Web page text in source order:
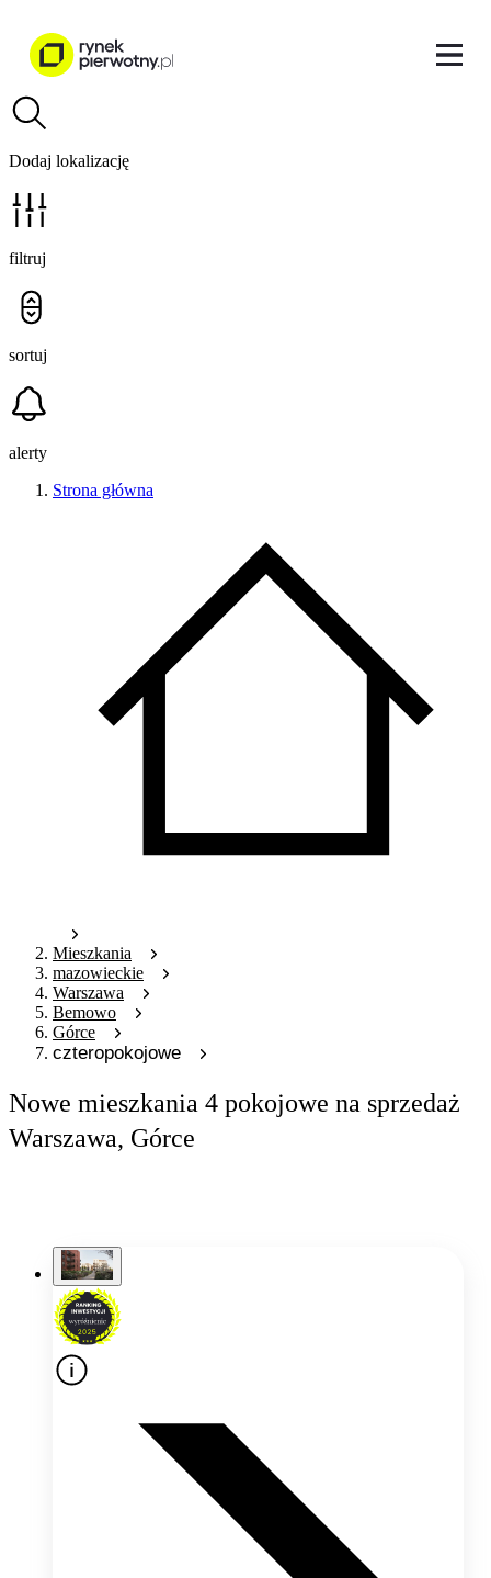
Dodaj lokalizację
filtruj
sortuj
alerty
Strona główna
Mieszkania
mazowieckie
Warszawa
Bemowo
Górce
czteropokojowe
Nowe mieszkania 4 pokojowe na sprzedaż
Warszawa, Górce